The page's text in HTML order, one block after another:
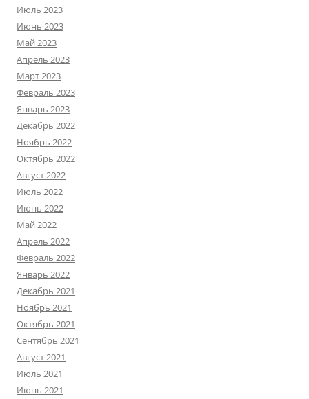
Июль 2023
Июнь 2023
Май 2023
Апрель 2023
Март 2023
Февраль 2023
Январь 2023
Декабрь 2022
Ноябрь 2022
Октябрь 2022
Август 2022
Июль 2022
Июнь 2022
Май 2022
Апрель 2022
Февраль 2022
Январь 2022
Декабрь 2021
Ноябрь 2021
Октябрь 2021
Сентябрь 2021
Август 2021
Июль 2021
Июнь 2021